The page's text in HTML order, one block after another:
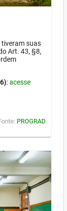
tiveram suas
Art. 43, §8,
:acesse
PROGRAD